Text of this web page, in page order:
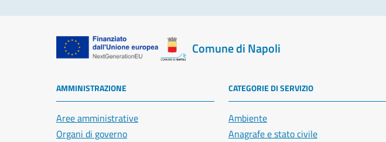
Comune di Napoli
AMMINISTRAZIONE
Aree amministrative
Organi di governo
CATEGORIE DI SERVIZIO
Ambiente
Anagrafe e stato civile